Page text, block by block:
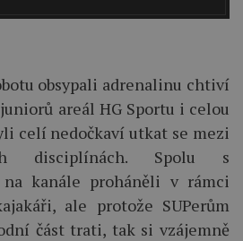
obsypali adrenalinu chtiví
areál HG Sportu i celou
celí nedočkaví utkat se mezi
disciplínách. Spolu s
na kanále proháněli v rámci
ale protože SUPerům
část trati, tak si vzájemně